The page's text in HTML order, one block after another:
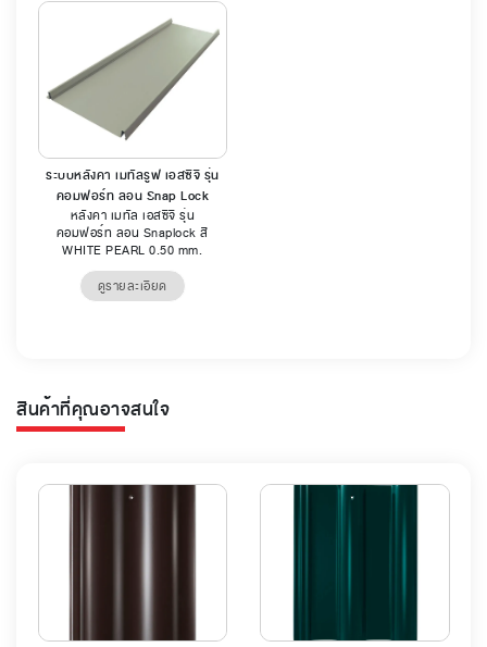
ระบบหลังคา เมทัลรูฟ เอสซีจี รุ่น
คอมฟอร์ท ลอน Snap Lock
หลังคา เมทัล เอสซีจี รุ่น
คอมฟอร์ท ลอน Snaplock สี
WHITE PEARL 0.50 mm.
ดูรายละเอียด
สินค้าที่คุณอาจสนใจ